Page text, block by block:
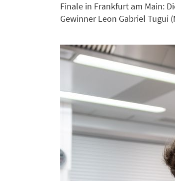
Finale in Frankfurt am Main:
Gewinner Leon Gabriel Tugui